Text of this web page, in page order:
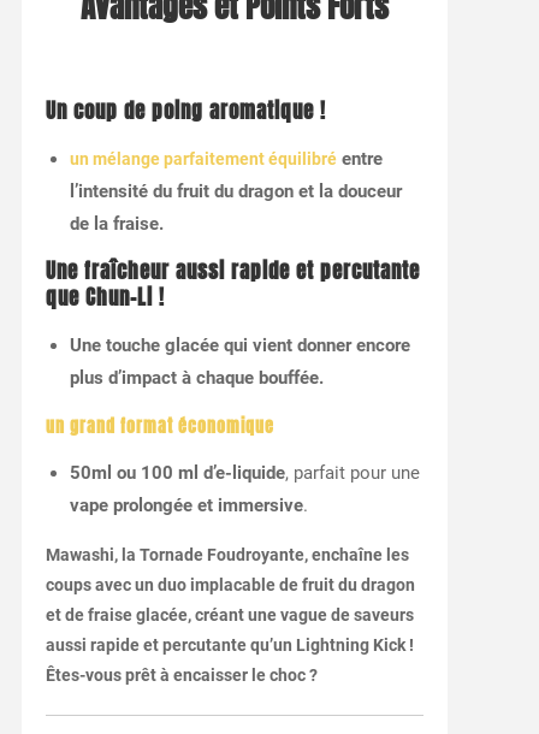
Un coup de poing aromatique !
un mélange parfaitement équilibréentre
l’intensité du fruit du dragon et la douceur
de la fraise.
Une fraîcheur aussi rapide et percutante
que Chun-Li !
Une touche glacée qui vient donner encore
plus d’impact à chaque bouffée.
un grand format économique
50ml ou 100 ml d’e-liquide, parfait pour une
vape prolongée et immersive.
Mawashi, la Tornade Foudroyante, enchaîne les
coups avec un duo implacable de fruit du dragon
et de fraise glacée, créant une vague de saveurs
aussi rapide et percutante qu’un Lightning Kick !
Êtes-vous prêt à encaisser le choc ?